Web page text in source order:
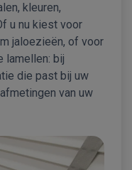
kleuren,
u nu kiest voor
jaloezieën, of voor
lamellen: bij
die past bij uw
van uw